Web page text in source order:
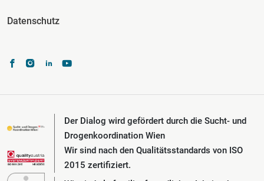
Datenschutz
Der Dialog wird gefördert durch die Sucht- und
Drogenkoordination Wien
Wir sind nach den Qualitätsstandards von ISO
2015 zertifiziert.